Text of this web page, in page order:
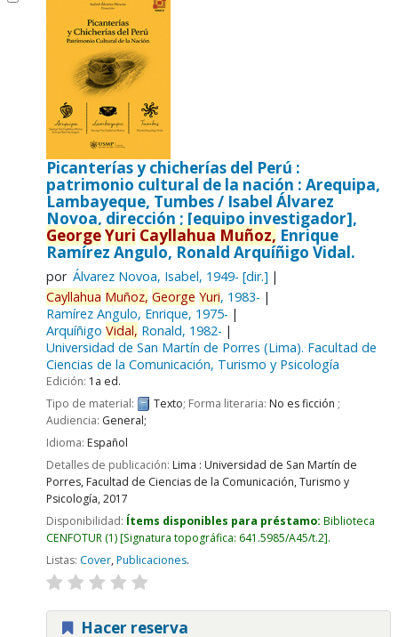
Picanterías y chicherías del Perú :
patrimonio cultural de la nación : Arequipa,
Lambayeque, Tumbes / Isabel Álvarez
Novoa, dirección ; [equipo investigador],
GeorgeYuri Cayllahua Muñoz, Enrique
Ramírez Angulo, Ronald Arquíñigo Vidal.
por Álvarez Novoa, Isabel, 1949- [dir.]
Cayllahua Muñoz, George Yuri, 1983-
Ramírez Angulo, Enrique, 1975-
Arquíñigo Vidal, Ronald, 1982-
Universidad de San Martín de Porres (Lima). Facultad de
Ciencias de la Comunicación, Turismo y Psicología
Edición: 1a ed.
Tipo de material:
Texto; Forma literaria: No es ficción ;
Audiencia: General;
Idioma: Español
Detalles de publicación: Lima : Universidad de San Martín de
Porres, Facultad de Ciencias de la Comunicación, Turismo y
Psicología,2017
Disponibilidad: Ítems disponibles para préstamo: Biblioteca
CENFOTUR(1) Signatura topográfica: 641.5985/A45/t.2 .
Listas: Cover,Publicaciones.
Hacer reserva